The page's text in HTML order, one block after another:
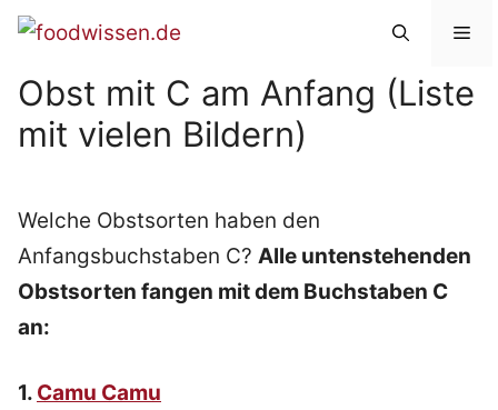
Zum
springen
Obst mit C am Anfang (Liste
mit vielen Bildern)
Welche Obstsorten haben den
Anfangsbuchstaben C? Alle untenstehenden
Obstsorten fangen mit dem Buchstaben C
an:
1. Camu Camu